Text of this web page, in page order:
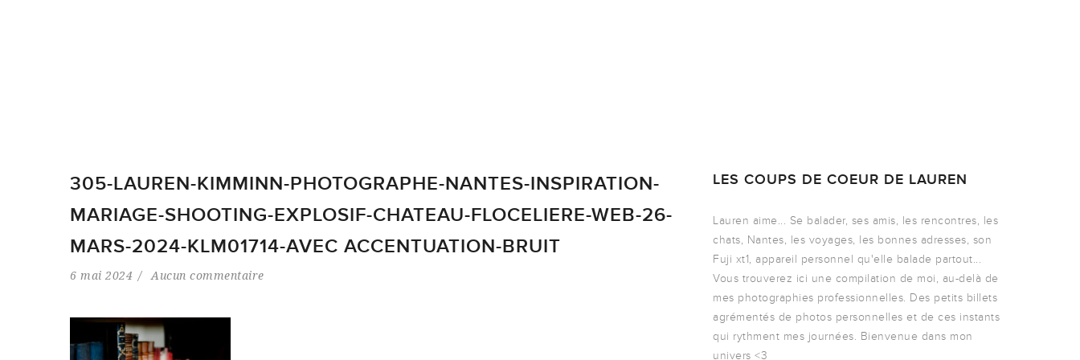
305-LAUREN-KIMMINN-PHOTOGRAPHE-NANTES-INSPIRATION-
MARIAGE-SHOOTING-EXPLOSIF-CHATEAU-FLOCELIERE-WEB-26-
MARS-2024-KLM01714-AVEC ACCENTUATION-BRUIT
6 mai 2024 Aucun commentaire
LES COUPS DE COEUR DE LAUREN
Lauren aime... Se balader, ses amis, les rencontres, les
chats, Nantes, les voyages, les bonnes adresses, son
Fuji xt1, appareil personnel qu'elle balade partout...
Vous trouverez ici une compilation de moi, au-delà de
mes photographies professionnelles. Des petits billets
agrémentés de photos personnelles et de ces instants
qui rythment mes journées. Bienvenue dans mon
univers <3